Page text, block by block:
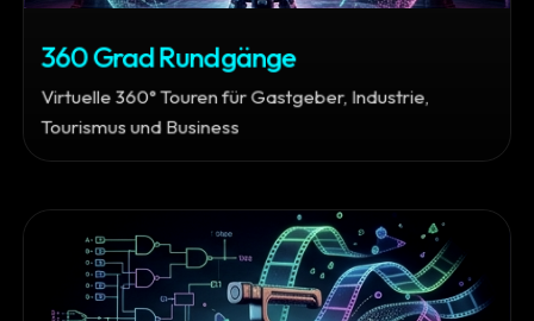
360 Grad Rundgänge
Virtuelle 360° Touren für Gastgeber, Industrie,
Tourismus und Business